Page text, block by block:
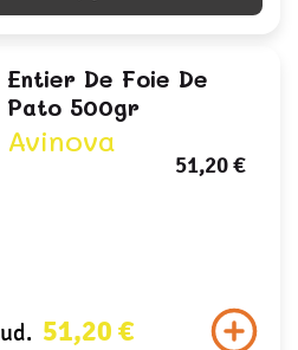
Entier De Foie De
Pato 500gr
Avinova
51,20 €
ud. 51,20 €